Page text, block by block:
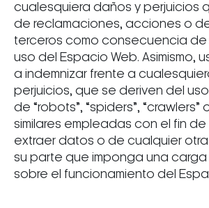
cualesquiera daños y perjuicios
de reclamaciones, acciones o
terceros como consecuencia
uso del Espacio Web. Asimismo,
a indemnizar frente a
perjuicios, que se deriven del
de “robots”, “spiders”, “crawlers”
similares empleadas con el fin
extraer datos o de cualquier
su parte que imponga una carga
sobre el funcionamiento del